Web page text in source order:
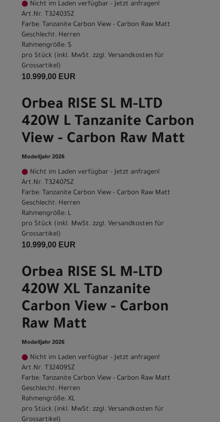
Nicht im Laden verfügbar - Jetzt anfragen!
Art.Nr. T32403SZ
Farbe: Tanzanite Carbon View - Carbon Raw Matt
Geschlecht: Herren
Rahmengröße: S
pro Stück (inkl. MwSt. zzgl. Versandkosten für
Grossartikel)
10.999,00 EUR
Orbea RISE SL M-LTD
420W L Tanzanite Carbon
View - Carbon Raw Matt
Modelljahr 2026
Nicht im Laden verfügbar - Jetzt anfragen!
Art.Nr. T32407SZ
Farbe: Tanzanite Carbon View - Carbon Raw Matt
Geschlecht: Herren
Rahmengröße: L
pro Stück (inkl. MwSt. zzgl. Versandkosten für
Grossartikel)
10.999,00 EUR
Orbea RISE SL M-LTD
420W XL Tanzanite
Carbon View - Carbon
Raw Matt
Modelljahr 2026
Nicht im Laden verfügbar - Jetzt anfragen!
Art.Nr. T32409SZ
Farbe: Tanzanite Carbon View - Carbon Raw Matt
Geschlecht: Herren
Rahmengröße: XL
pro Stück (inkl. MwSt. zzgl. Versandkosten für
Grossartikel)